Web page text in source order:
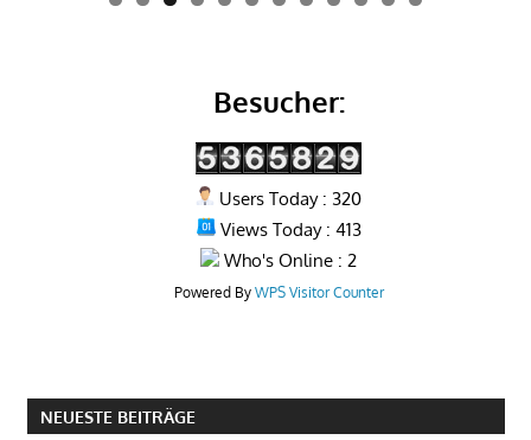
0 1 2
Besucher:
Users Today : 320
Views Today : 413
Who's Online : 2
Powered By WPS Visitor Counter
NEUESTE BEITRÄGE